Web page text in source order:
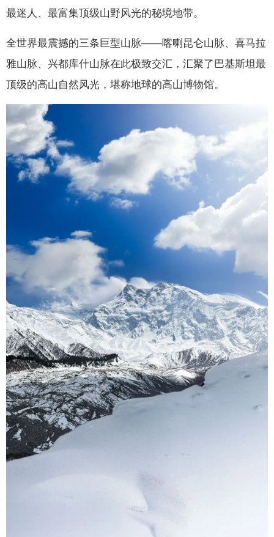
最迷人、最富集顶级山野风光的秘境地带。
全世界最震撼的三条巨型山脉——喀喇昆仑山脉、喜马拉
雅山脉、兴都库什山脉在此极致交汇，汇聚了巴基斯坦最
顶级的高山自然风光，堪称地球的高山博物馆。